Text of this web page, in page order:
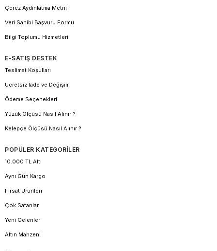
Çerez Aydınlatma Metni
Veri Sahibi Başvuru Formu
Bilgi Toplumu Hizmetleri
E-SATIŞ DESTEK
Teslimat Koşulları
Ücretsiz İade ve Değişim
Ödeme Seçenekleri
Yüzük Ölçüsü Nasıl Alınır ?
Kelepçe Ölçüsü Nasıl Alınır ?
POPÜLER KATEGORİLER
10.000 TL Altı
Aynı Gün Kargo
Fırsat Ürünleri
Çok Satanlar
Yeni Gelenler
Altın Mahzeni